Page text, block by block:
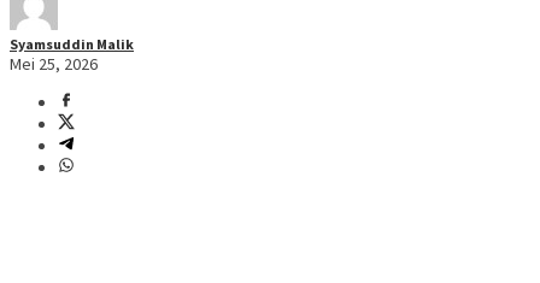
Syamsuddin Malik
Mei 25, 2026